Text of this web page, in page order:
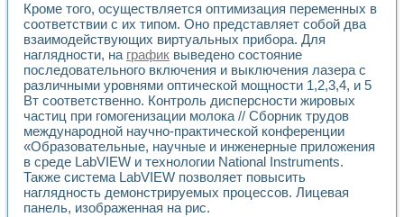
Кроме того, осуществляется оптимизация переменных в
соответствии с их типом. Оно представляет собой два
взаимодействующих виртуальных прибора. Для
наглядности, на график выведено состояние
последовательного включения и выключения лазера с
различными уровнями оптической мощности 1,2,3,4, и 5
Вт соответственно. Контроль дисперсности жировых
частиц при гомогенизации молока // Сборник трудов
международной научно-практической конференции
«Образовательные, научные и инженерные приложения
в среде LabVIEW и технологии National Instruments.
Также система LabVIEW позволяет повысить
наглядность демонстрируемых процессов. Лицевая
панель, изображенная на рис.